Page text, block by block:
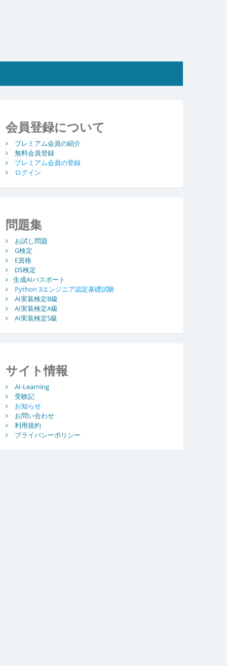
会員登録について
プレミアム会員の紹介
無料会員登録
プレミアム会員の登録
ログイン
問題集
お試し問題
G検定
E資格
DS検定
生成AIパスポート
Python 3エンジニア認定基礎試験
AI実装検定B級
AI実装検定A級
AI実装検定S級
サイト情報
AI-Learning
受験記
お知らせ
お問い合わせ
利用規約
プライバシーポリシー